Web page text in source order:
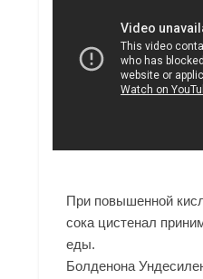
При повышенной
сока цистенал
еды.
Болденона